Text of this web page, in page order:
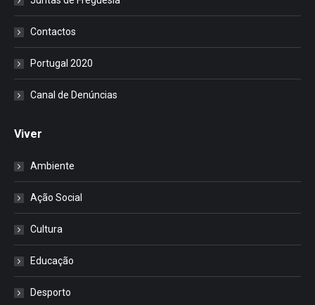
Contactos
Portugal 2020
Canal de Denúncias
Viver
Ambiente
Ação Social
Cultura
Educação
Desporto